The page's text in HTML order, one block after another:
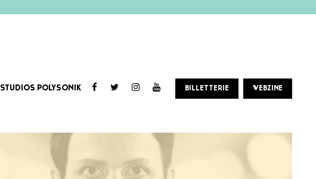
STUDIOS POLYSONIK BILLETTERIE WEBZINE